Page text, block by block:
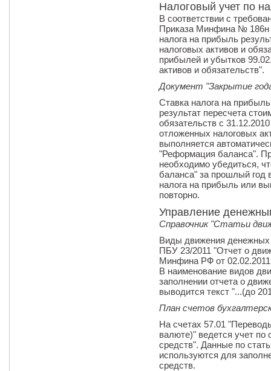
Налоговый учет по
В соответствии с
Приказа Минфина № 186н
налога на прибыль
налоговых активов и
прибылей и убытков
активов и обязательств".
Документ "Закрытие
Ставка налога на
результат пересчета
обязательств с
отложенных налоговых
выполняется
"Реформация баланса".
необходимо убедиться,
баланса" за прошлый год
налога на прибыль или
повторно.
Управление
Справочник "Статьи
Виды движения денежных
ПБУ 23/2011 "Отчет о
Минфина РФ от
В наименование видов
заполнении отчета о
выводится текст "...(до
План счетов
На счетах 57.01
валюте)" ведется учет
средств". Данные по
используются для
средств.